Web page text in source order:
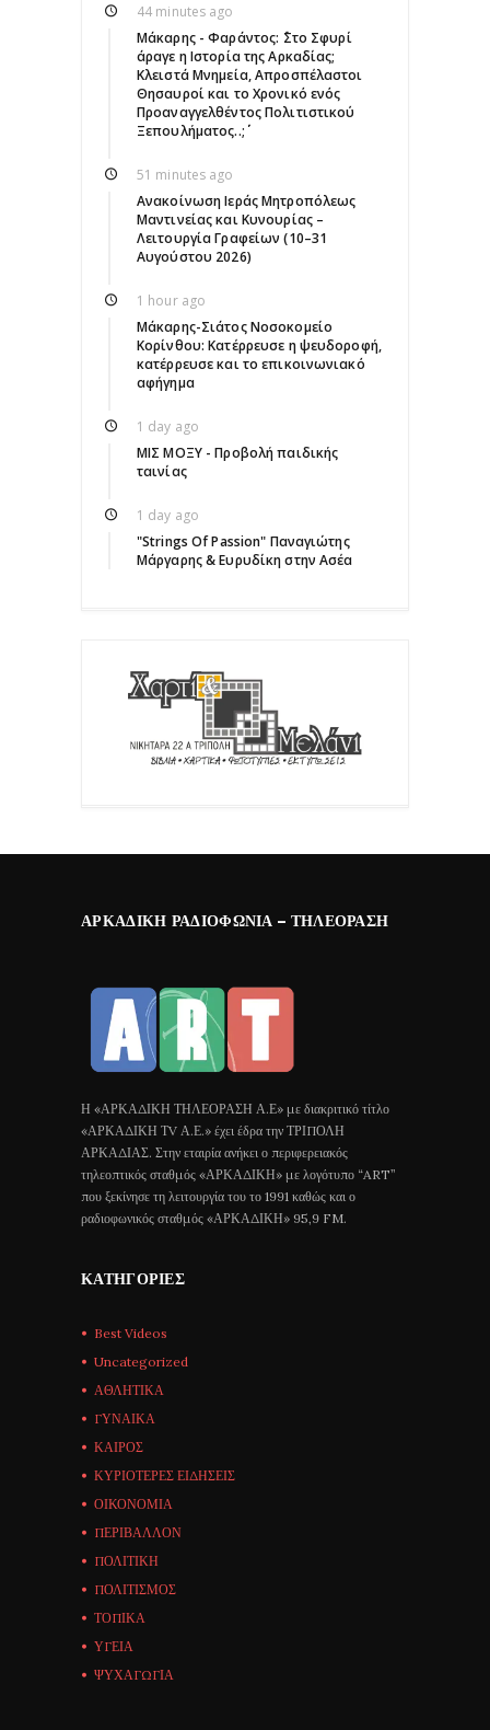
44 minutes ago
Μάκαρης - Φαράντος: ΄΄Στο Σφυρί
άραγε η Ιστορία της Αρκαδίας;
Κλειστά Μνημεία, Απροσπέλαστοι
Θησαυροί και το Χρονικό ενός
Προαναγγελθέντος Πολιτιστικού
Ξεπουλήματος..;΄΄
51 minutes ago
Ανακοίνωση Ιεράς Μητροπόλεως
Μαντινείας και Κυνουρίας –
Λειτουργία Γραφείων (10–31
Αυγούστου 2026)
1 hour ago
Μάκαρης-Σιάτος Νοσοκομείο
Κορίνθου: Κατέρρευσε η ψευδοροφή,
κατέρρευσε και το επικοινωνιακό
αφήγημα
1 day ago
ΜΙΣ ΜΟΞΥ - Προβολή παιδικής
ταινίας
1 day ago
"Strings Of Passion" Παναγιώτης
Μάργαρης & Ευρυδίκη στην Ασέα
ΑΡΚΑΔΙΚΉ ΡΑΔΙΟΦΩΝΊΑ – ΤΗΛΕΌΡΑΣΗ
Η «ΑΡΚΑΔΙΚΗ ΤΗΛΕΟΡΑΣΗ Α.Ε» με διακριτικό τίτλο
«ΑΡΚΑΔΙΚΗ ΤV Α.Ε.» έχει έδρα την ΤΡΙΠΟΛΗ
ΑΡΚΑΔΙΑΣ. Στην εταιρία ανήκει ο περιφερειακός
τηλεοπτικός σταθμός «ΑΡΚΑΔΙΚΗ» με λογότυπο “ART”
που ξεκίνησε τη λειτουργία του το 1991 καθώς και ο
ραδιοφωνικός σταθμός «ΑΡΚΑΔΙΚΗ» 95,9 FM.
ΚΑΤΗΓΟΡΊΕΣ
Best Videos
Uncategorized
ΑΘΛΗΤΙΚΑ
ΓΥΝΑΙΚΑ
ΚΑΙΡΟΣ
ΚΥΡΙΟΤΕΡΕΣ ΕΙΔΗΣΕΙΣ
ΟΙΚΟΝΟΜΙΑ
ΠΕΡΙΒΑΛΛΟΝ
ΠΟΛΙΤΙΚΗ
ΠΟΛΙΤΙΣΜΟΣ
ΤΟΠΙΚΑ
ΥΓΕΙΑ
ΨΥΧΑΓΩΓΙΑ